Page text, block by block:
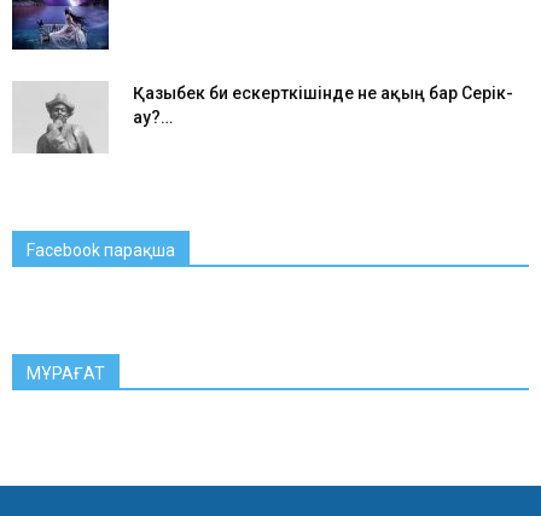
Қазыбек би ескерткішінде не ақың бар Серік-
ау?…
Facebook парақша
МҰРАҒАТ